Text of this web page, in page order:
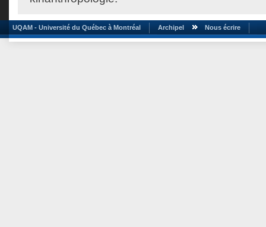
UQAM - Université du Québec à Montréal Archipel Nous écrire